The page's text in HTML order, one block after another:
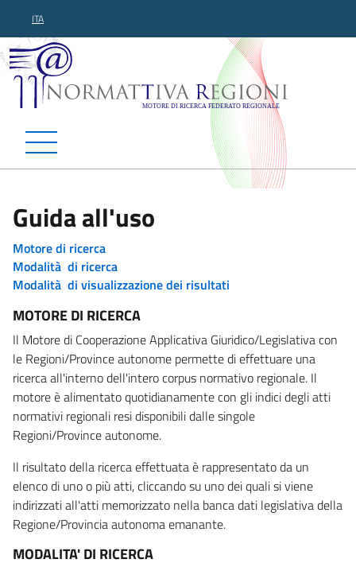
ITA
Normattiva Regioni -
Guida all'uso
Motore di ricerca
Modalità di ricerca
Modalità di visualizzazione dei risultati
MOTORE DI RICERCA
Il Motore di Cooperazione Applicativa Giuridico/Legislativa con
le Regioni/Province autonome permette di effettuare una
ricerca all'interno dell'intero corpus normativo regionale. Il
motore è alimentato quotidianamente con gli indici degli atti
normativi regionali resi disponibili dalle singole
Regioni/Province autonome.
Il risultato della ricerca effettuata è rappresentato da un
elenco di uno o più atti, cliccando su uno dei quali si viene
indirizzati all'atti memorizzato nella banca dati legislativa della
Regione/Provincia autonoma emanante.
MODALITA' DI RICERCA